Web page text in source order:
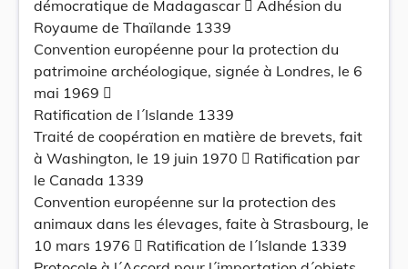
démocratique de Madagascar  Adhésion du
Royaume de Thaïlande 1339
Convention européenne pour la protection du
patrimoine archéologique, signée à Londres, le 6
mai 1969 
Ratification de l´Islande 1339
Traité de coopération en matière de brevets, fait
à Washington, le 19 juin 1970  Ratification par
le Canada 1339
Convention européenne sur la protection des
animaux dans les élevages, faite à Strasbourg, le
10 mars 1976  Ratification de l´Islande 1339